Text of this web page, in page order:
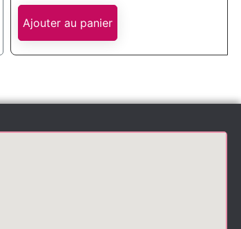
Ajouter au panier